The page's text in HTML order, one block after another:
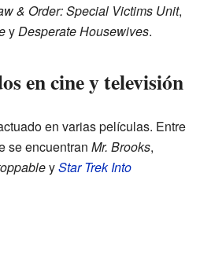
& Order: Special Victims Unit,
yDesperate Housewives.
en cine y televisión
en varias películas. Entre
se encuentran Mr. Brooks,
yStar Trek Into